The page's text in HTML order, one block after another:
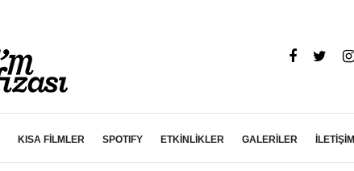
KISA FİLMLER SPOTIFY ETKİNLİKLER GALERİLER İLETİŞİM